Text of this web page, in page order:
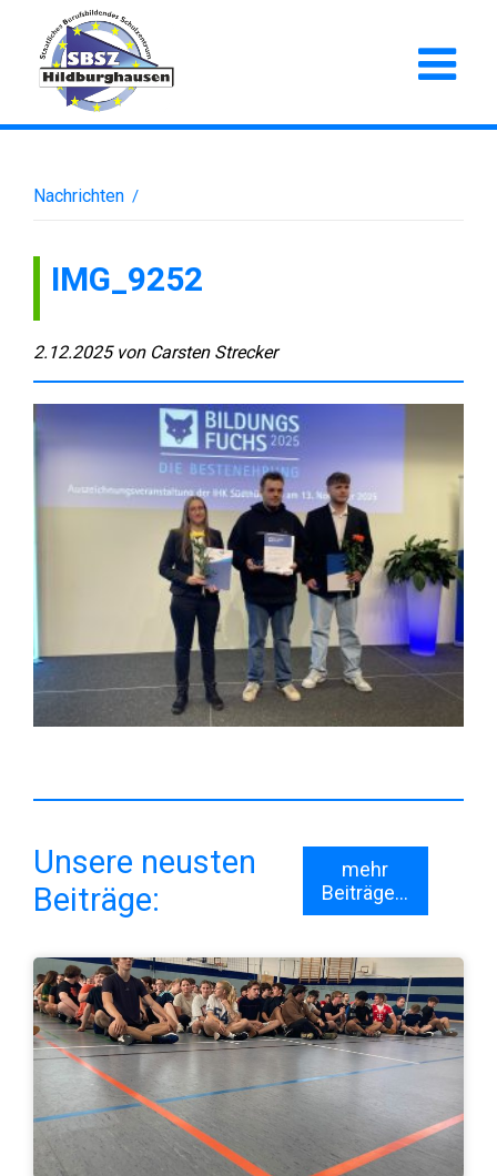
Nachrichten /
IMG_9252
2.12.2025 von Carsten Strecker
Unsere neusten
Beiträge:
mehr
Beiträge...